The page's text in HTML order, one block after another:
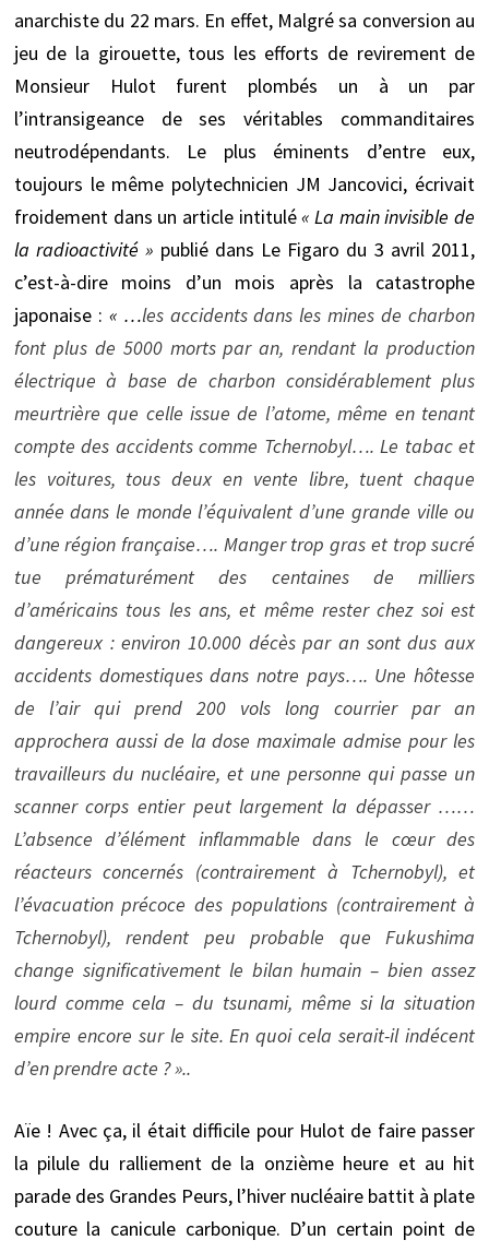
anarchiste du 22 mars. En effet, Malgré sa conversion au
jeu de la girouette, tous les efforts de revirement de
Monsieur Hulot furent plombés un à un par
l’intransigeance de ses véritables commanditaires
neutrodépendants. Le plus éminents d’entre eux,
toujours le même polytechnicien JM Jancovici, écrivait
froidement dans un article intitulé« La main invisible de
la radioactivité » publié dans Le Figaro du 3 avril 2011,
c’est-à-dire moins d’un mois après la catastrophe
japonaise : « …les accidents dans les mines de charbon
font plus de 5000 morts par an, rendant la production
électrique à base de charbon considérablement plus
meurtrière que celle issue de l’atome, même en tenant
compte des accidents comme Tchernobyl…. Le tabac et
les voitures, tous deux en vente libre, tuent chaque
année dans le monde l’équivalent d’une grande ville ou
d’une région française…. Manger trop gras et trop sucré
tue prématurément des centaines de milliers
d’américains tous les ans, et même rester chez soi est
dangereux : environ 10.000 décès par an sont dus aux
accidents domestiques dans notre pays…. Une hôtesse
de l’air qui prend 200 vols long courrier par an
approchera aussi de la dose maximale admise pour les
travailleurs du nucléaire, et une personne qui passe un
scanner corps entier peut largement la dépasser ……
L’absence d’élément inflammable dans le cœur des
réacteurs concernés (contrairement à Tchernobyl), et
l’évacuation précoce des populations (contrairement à
Tchernobyl), rendent peu probable que Fukushima
change significativement le bilan humain – bien assez
lourd comme cela – du tsunami, même si la situation
empire encore sur le site. En quoi cela serait-il indécent
d’en prendre acte ? »..
Aïe ! Avec ça, il était difficile pour Hulot de faire passer
la pilule du ralliement de la onzième heure et au hit
parade des Grandes Peurs, l’hiver nucléaire battit à plate
couture la canicule carbonique. D’un certain point de